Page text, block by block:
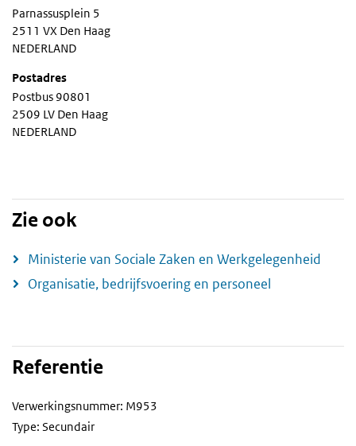
Parnassusplein 5
2511 VX Den Haag
NEDERLAND
Postadres
Postbus 90801
2509 LV Den Haag
NEDERLAND
Zie ook
Ministerie van Sociale Zaken en Werkgelegenheid
Organisatie, bedrijfsvoering en personeel
Referentie
Verwerkingsnummer: M953
Type: Secundair